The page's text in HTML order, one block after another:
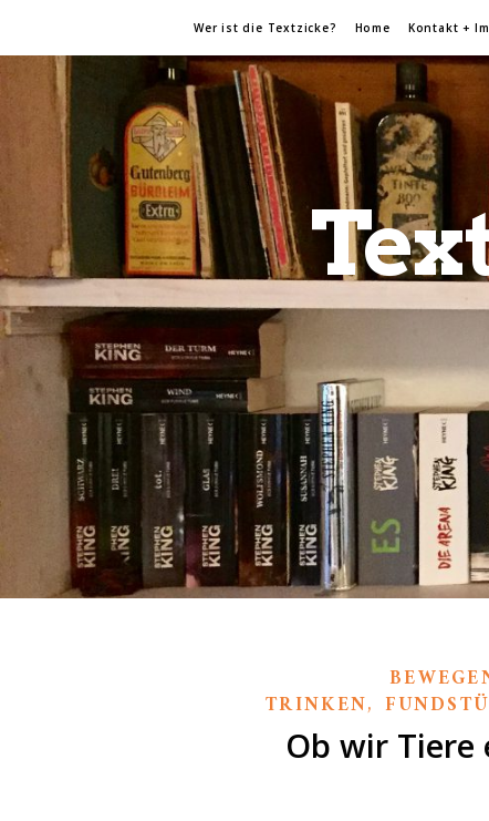
Wer ist die Textzicke? Home Kontakt +
TRINKEN,
Ob wir Tiere